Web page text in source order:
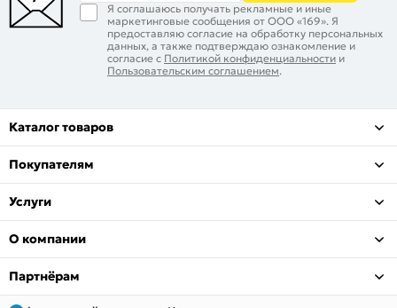
Я соглашаюсь получать рекламные и иные
маркетинговые сообщения от ООО «169». Я
предоставляю согласие на обработку персональных
данных, а также подтверждаю ознакомление и
согласие с Политикой конфиденциальности и
Пользовательским соглашением.
Каталог товаров
Покупателям
Услуги
О компании
Партнёрам